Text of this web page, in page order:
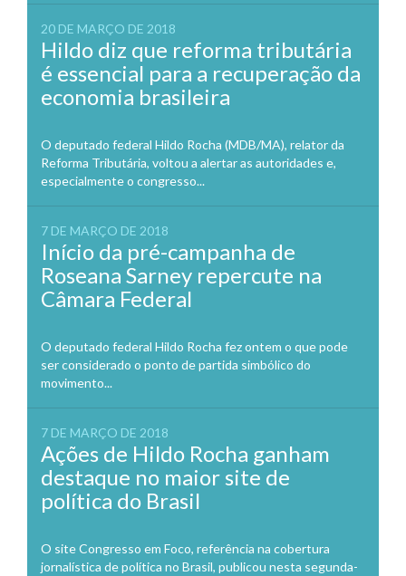
20 DE MARÇO DE 2018
Hildo diz que reforma tributária
é essencial para a recuperação da
economia brasileira
O deputado federal Hildo Rocha (MDB/MA), relator da
Reforma Tributária, voltou a alertar as autoridades e,
especialmente o congresso...
7 DE MARÇO DE 2018
Início da pré-campanha de
Roseana Sarney repercute na
Câmara Federal
O deputado federal Hildo Rocha fez ontem o que pode
ser considerado o ponto de partida simbólico do
movimento...
7 DE MARÇO DE 2018
Ações de Hildo Rocha ganham
destaque no maior site de
política do Brasil
O site Congresso em Foco, referência na cobertura
jornalística de política no Brasil, publicou nesta segunda-